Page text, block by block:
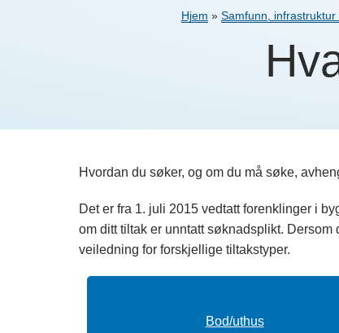
Hjem » Samfunn,
Hvordan du søker, og om du må søke,
Det er fra 1. juli 2015 vedtatt forenklinger i
om ditt tiltak er unntatt søknadsplikt.
veiledning for forskjellige tiltakstyper.
Bod/uthus